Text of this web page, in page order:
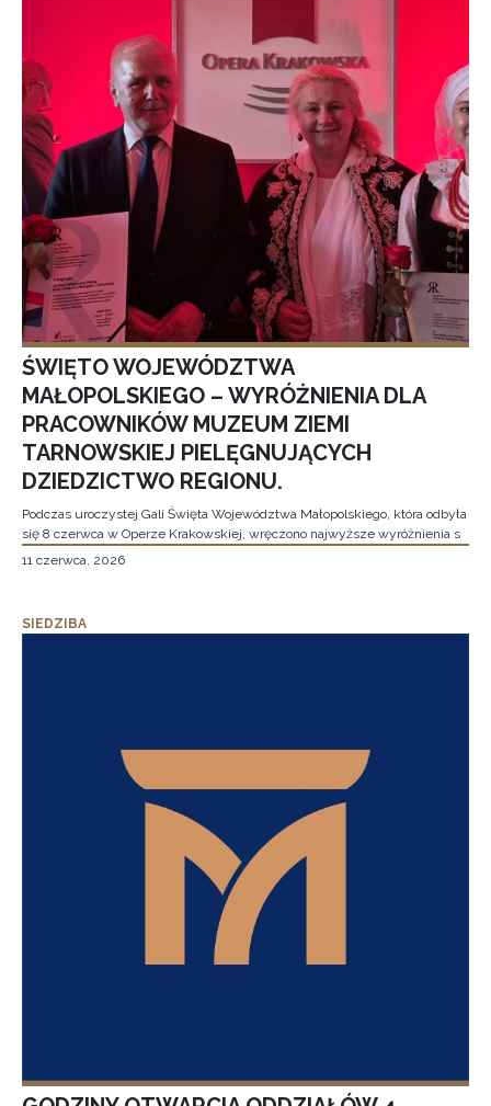
ŚWIĘTO WOJEWÓDZTWA
MAŁOPOLSKIEGO – WYRÓŻNIENIA DLA
PRACOWNIKÓW MUZEUM ZIEMI
TARNOWSKIEJ PIELĘGNUJĄCYCH
DZIEDZICTWO REGIONU.
Podczas uroczystej Gali Święta Województwa Małopolskiego, która odbyła
się 8 czerwca w Operze Krakowskiej, wręczono najwyższe wyróżnienia s
11 czerwca, 2026
SIEDZIBA